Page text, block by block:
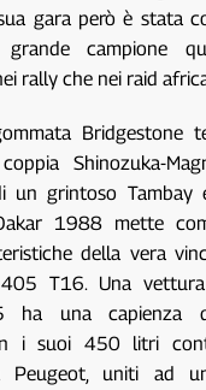
gara però è stata
grande campione
rally che nei raid
Bridgestone
Shinozuka-
un grintoso
1988 mette
della vera
T16. Una
ha una capienza
i suoi 450 litri
Peugeot, uniti ad